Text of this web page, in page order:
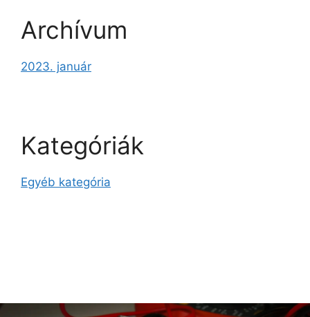
Archívum
2023. január
Kategóriák
Egyéb kategória